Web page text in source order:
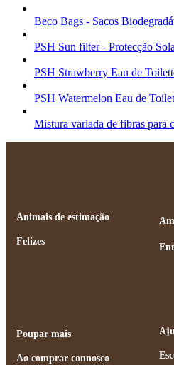
Beco Bags - Sacos
PSH Sun filter - Protecção
PSH Strawberry Eau de
PSH Watermelon Eau de
Mistura variada de fibras para
Animais de estimação
Felizes
Poupar mais
Ao comprar connosco